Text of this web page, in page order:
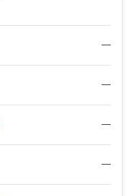
—
—
—
—